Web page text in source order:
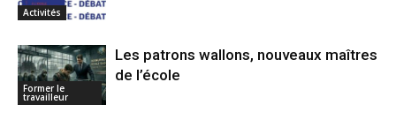
Activités
Former le
travailleur
Les patrons wallons, nouveaux maîtres
de l’école